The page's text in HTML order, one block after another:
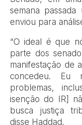
semana
enviou para
“O ideal é que
parte dos
manifestação de
concedeu. Eu
problemas,
isenção do IR]
busca justiça
disse Haddad.